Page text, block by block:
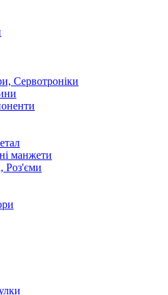
Сервотроніки
манжети
Роз'єми